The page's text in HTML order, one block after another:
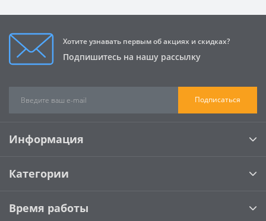
Хотите узнавать первым об акциях и скидках?
Подпишитесь на нашу рассылку
Подписаться
Информация
Категории
Время работы